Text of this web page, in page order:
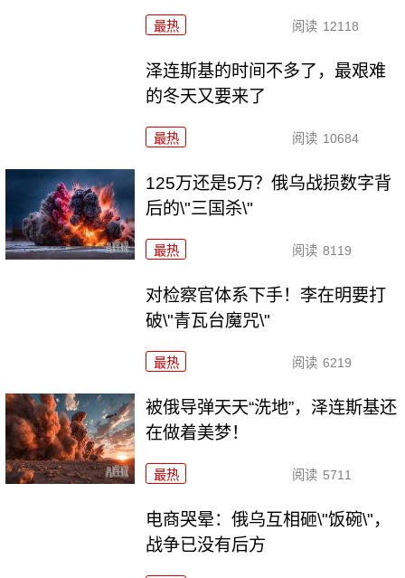
最热 阅读 12118
泽连斯基的时间不多了，最艰难
的冬天又要来了
最热 阅读 10684
125万还是5万？俄乌战损数字背
后的\"三国杀\"
最热 阅读 8119
对检察官体系下手！李在明要打
破\"青瓦台魔咒\"
最热 阅读 6219
被俄导弹天天“洗地”，泽连斯基还
在做着美梦！
最热 阅读 5711
电商哭晕：俄乌互相砸\"饭碗\"，
战争已没有后方